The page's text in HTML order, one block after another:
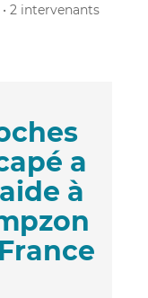
2 intervenants
a
à